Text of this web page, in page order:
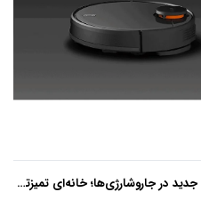
تکنولوژی‌های جدید در جاروشارژی‌ها؛ خانه‌ای تمیزتر با آینده‌ای هوشمند